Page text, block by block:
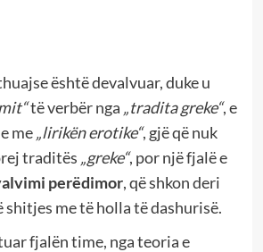
është devalvuar, duke u
të verbër nga „tradita greke“, e
me„lirikën erotike“, gjë që nuk
traditës „greke“, por një fjalë e
perëdimor, që shkon deri
shitjes me të holla të dashurisë.
fjalën time, nga teoria e